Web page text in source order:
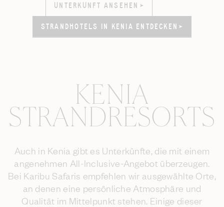
UNTERKUNFT ANSEHEN
UNTERKUNFT ANSEHEN
STRANDHOTELS IN KENIA ENTDECKEN
STRANDHOTELS IN KENIA ENTDECKEN
KENIA
STRANDRESORTS
Auch in Kenia gibt es Unterkünfte, die mit einem
angenehmen All-Inclusive-Angebot überzeugen.
Bei Karibu Safaris empfehlen wir ausgewählte Orte,
an denen eine persönliche Atmosphäre und
Qualität im Mittelpunkt stehen. Einige dieser